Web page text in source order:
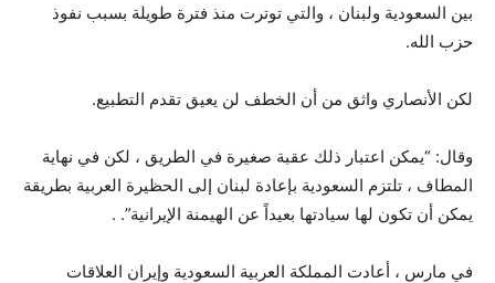
بين السعودية ولبنان ، والتي توترت منذ فترة طويلة بسبب نفوذ
حزب الله.
لكن الأنصاري واثق من أن الخطف لن يعيق تقدم التطبيع.
وقال: “يمكن اعتبار ذلك عقبة صغيرة في الطريق ، لكن في نهاية
المطاف ، تلتزم السعودية بإعادة لبنان إلى الحظيرة العربية بطريقة
يمكن أن تكون لها سيادتها بعيداً عن الهيمنة الإيرانية”. .
في مارس ، أعادت المملكة العربية السعودية وإيران العلاقات